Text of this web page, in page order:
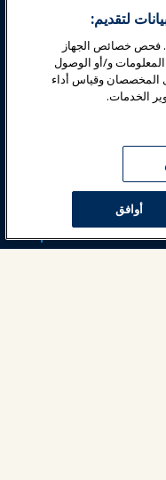
انضم الآن
اتصل
لتقديم:
فحص خصائص الجهاز
و/أو الوصول
المخصصان وقياس أداء
الخدمات.
أوافق